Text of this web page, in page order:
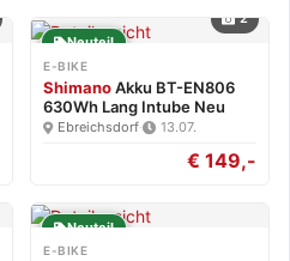
2
Neuteil
E-BIKE
ShimanoAkku BT-EN806
630Wh Lang Intube Neu
Ebreichsdorf· 13.07.
€ 149,-
Neuteil
E-BIKE